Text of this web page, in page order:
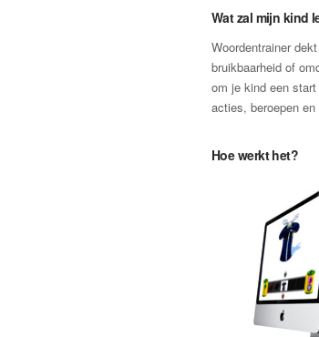
Wat zal mijn kind
Woordentrainer
bruikbaarheid of
om je kind een
acties, beroepen
Hoe werkt het?